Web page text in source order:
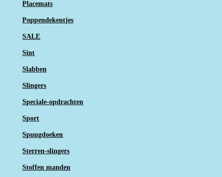
Placemats
Poppendekentjes
SALE
Sint
Slabben
Slingers
Speciale-opdrachten
Sport
Spuugdoeken
Sterren-slingers
Stoffen manden